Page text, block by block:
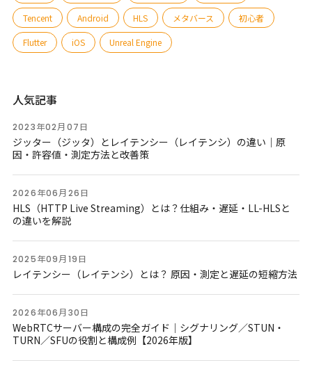
Tencent Android HLS メタバース 初心者
Flutter iOS Unreal Engine
人気記事
2023年02月07日
ジッター（ジッタ）とレイテンシー（レイテンシ）の違い｜原
因・許容値・測定方法と改善策
2026年06月26日
HLS（HTTP Live Streaming）とは？仕組み・遅延・LL-HLSと
の違いを解説
2025年09月19日
レイテンシー（レイテンシ）とは？ 原因・測定と遅延の短縮方法
2026年06月30日
WebRTCサーバー構成の完全ガイド｜シグナリング／STUN・
TURN／SFUの役割と構成例【2026年版】